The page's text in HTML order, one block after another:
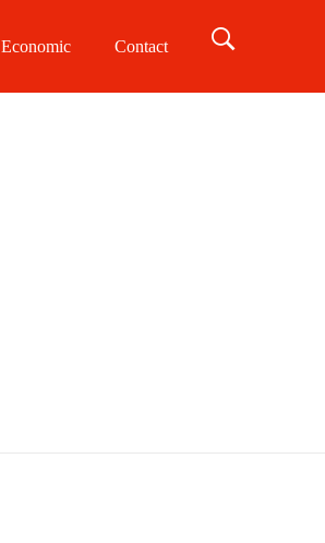
Economic Contact